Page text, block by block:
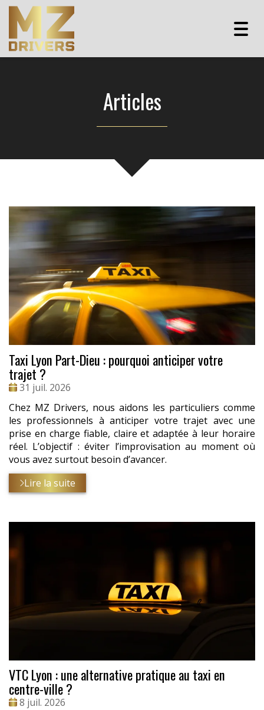
Articles
Taxi Lyon Part-Dieu : pourquoi anticiper votre
trajet ?
Date
31 juil. 2026
Chez MZ Drivers, nous aidons les particuliers comme
les professionnels à anticiper votre trajet avec une
prise en charge fiable, claire et adaptée à leur horaire
réel. L’objectif : éviter l’improvisation au moment où
vous avez surtout besoin d’avancer.
Lire la suite
VTC Lyon : une alternative pratique au taxi en
centre-ville ?
Date
8 juil. 2026